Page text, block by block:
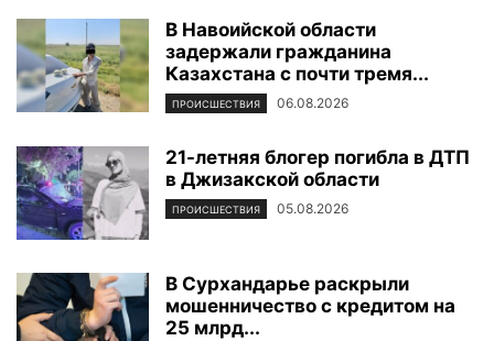
В Навоийской области
задержали гражданина
Казахстана с почти тремя...
ПРОИСШЕСТВИЯ 06.08.2026
21-летняя блогер погибла в ДТП
в Джизакской области
ПРОИСШЕСТВИЯ 05.08.2026
В Сурхандарье раскрыли
мошенничество с кредитом на
25 млрд...